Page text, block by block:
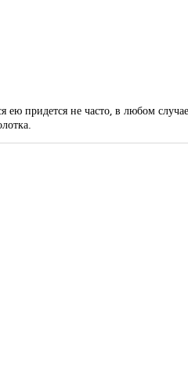
придется не часто, в любом